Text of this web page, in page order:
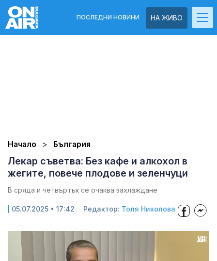
НА ЖИВО
ПОСЛЕДНИ НОВИНИ
Начало България
Лекар съветва: Без кафе и алкохол в
жегите, повече плодове и зеленчуци
В сряда и четвъртък се очаква захлаждане
05.07.2025 • 17:42 Редактор: Толя Николова